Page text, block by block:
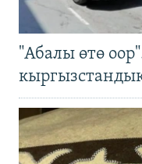
"Абалы өтө